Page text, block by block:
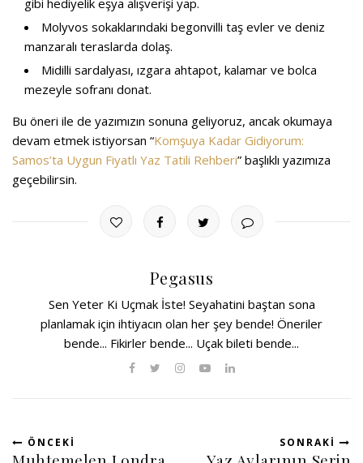
gibi hediyelik eşya alışverişi yap.
Molyvos sokaklarındaki begonvilli taş evler ve deniz
manzaralı teraslarda dolaş.
Midilli sardalyası, ızgara ahtapot, kalamar ve bolca
mezeyle sofranı donat.
Bu öneri ile de yazımızın sonuna geliyoruz, ancak okumaya
devam etmek istiyorsan “Komşuya Kadar Gidiyorum:
Samos’ta Uygun Fiyatlı Yaz Tatili Rehberi” başlıklı yazımıza
geçebilirsin.
Pegasus
Sen Yeter Ki Uçmak İste! Seyahatini baştan sona
planlamak için ihtiyacın olan her şey bende! Öneriler
bende... Fikirler bende... Uçak bileti bende...
ÖNCEKI SONRAKI